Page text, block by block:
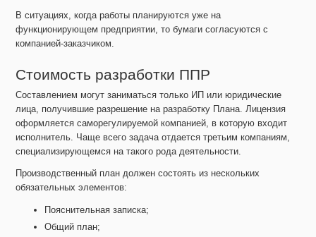
В ситуациях, когда работы планируются уже на
функционирующем предприятии, то бумаги согласуются с
компанией-заказчиком.
Стоимость разработки ППР
Составлением могут заниматься только ИП или юридические
лица, получившие разрешение на разработку Плана. Лицензия
оформляется саморегулируемой компанией, в которую входит
исполнитель. Чаще всего задача отдается третьим компаниям,
специализирующемся на такого рода деятельности.
Производственный план должен состоять из нескольких
обязательных элементов:
Пояснительная записка;
Общий план;